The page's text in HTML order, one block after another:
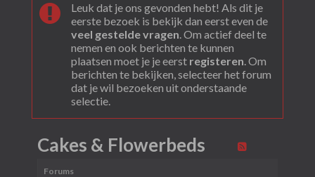
Leuk dat je ons gevonden hebt! Als dit je
eerste bezoek is bekijk dan eerst even de
veel gestelde vragen. Om actief deel te
nemen en ook berichten te kunnen
plaatsen moet je je eerst registeren. Om
berichten te bekijken, selecteer het forum
dat je wil bezoeken uit onderstaande
selectie.
Cakes & Flowerbeds
Forums